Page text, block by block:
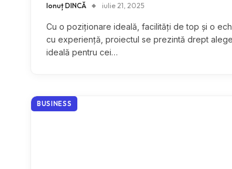
Ionuț DINCĂ iulie 21, 2025
Cu o poziționare ideală, facilități de top și o
cu experiență, proiectul se prezintă drept
ideală pentru cei…
BUSINESS